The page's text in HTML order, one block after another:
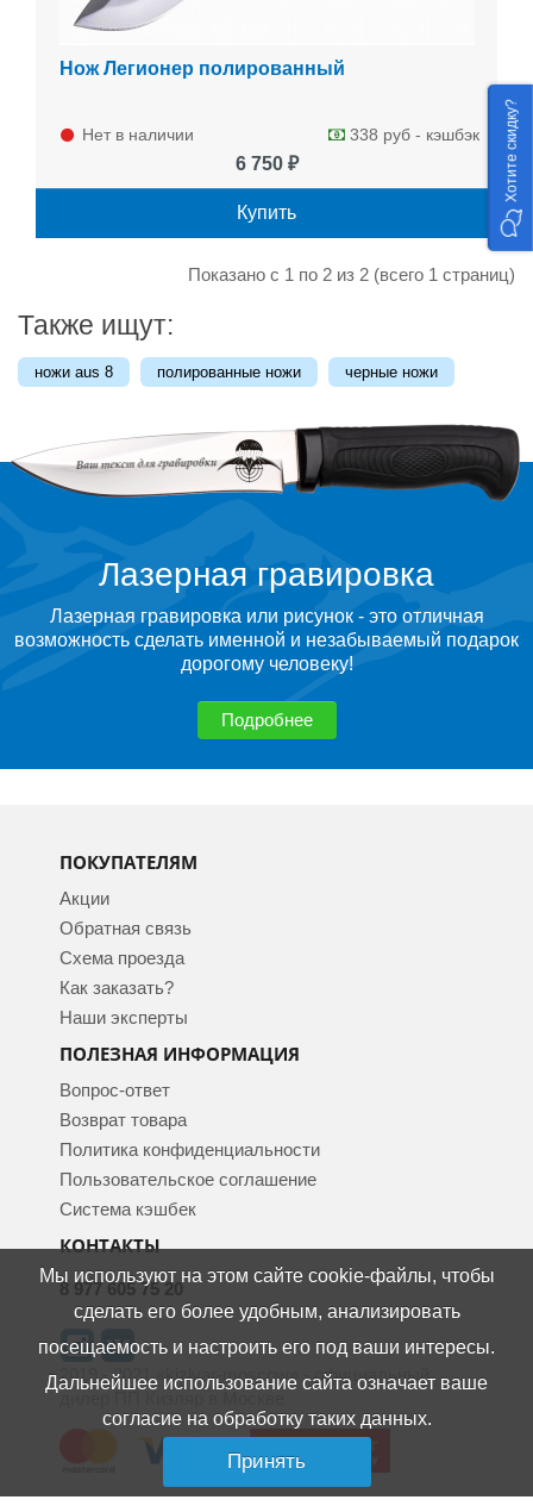
Нож Легионер полированный
Нет в наличии 338 руб - кэшбэк
6 750 ₽
Купить
Показано с 1 по 2 из 2 (всего 1 страниц)
Также ищут:
ножи aus 8 полированные ножи черные ножи
Лазерная гравировка
Лазерная гравировка или рисунок - это отличная
возможность сделать именной и незабываемый подарок
дорогому человеку!
Подробнее
ПОКУПАТЕЛЯМ
Акции
Обратная связь
Схема проезда
Как заказать?
Наши эксперты
ПОЛЕЗНАЯ ИНФОРМАЦИЯ
Вопрос-ответ
Возврат товара
Политика конфиденциальности
Пользовательское соглашение
Система кэшбек
КОНТАКТЫ
8 977 605 75 20
2019 - 2021 «kizlyar-moscow» - официальный
Мы используют на этом сайте cookie-файлы, чтобы
сделать его более удобным, анализировать
посещаемость и настроить его под ваши интересы.
Дальнейшее использование сайта означает ваше
согласие на обработку таких данных.
Принять
Хотите скидку?